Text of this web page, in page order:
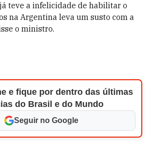
teve a infelicidade de habilitar o
na Argentina leva um susto com a
o ministro.
e fique por dentro das últimas
do Brasil e do Mundo
Seguir no Google